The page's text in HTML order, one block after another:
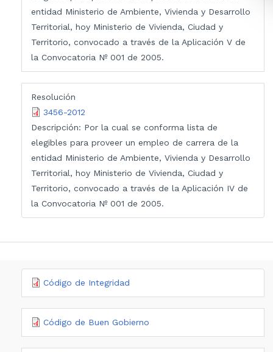
entidad Ministerio de Ambiente, Vivienda y Desarrollo
Territorial, hoy Ministerio de Vivienda, Ciudad y
Territorio, convocado a través de la Aplicación V de
la Convocatoria Nº 001 de 2005.
Resolución
3456-2012
Descripción: Por la cual se conforma lista de
elegibles para proveer un empleo de carrera de la
entidad Ministerio de Ambiente, Vivienda y Desarrollo
Territorial, hoy Ministerio de Vivienda, Ciudad y
Territorio, convocado a través de la Aplicación IV de
la Convocatoria Nº 001 de 2005.
Código de Integridad
Código de Buen Gobierno